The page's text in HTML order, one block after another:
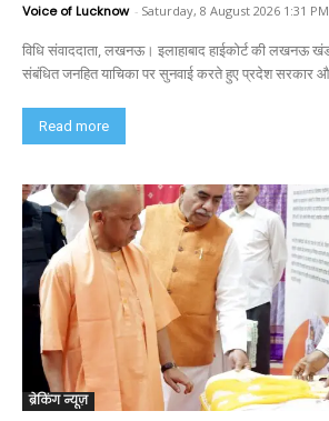
Voice of Lucknow - Saturday, 8 August 2026 1:31 PM
विधि संवाददाता, लखनऊ। इलाहाबाद हाईकोर्ट की लखनऊ
संबंधित जनहित याचिका पर सुनवाई करते हुए प्रदेश सरकार
Read more
ब्रेकिंग न्यूज़